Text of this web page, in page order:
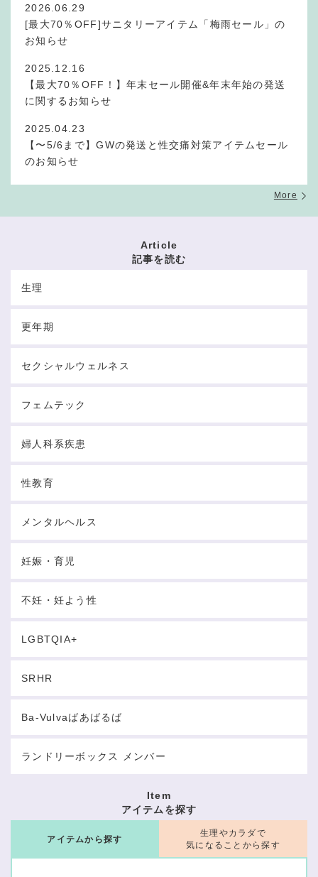
2026.06.29
[最大70％OFF]サニタリーアイテム「梅雨セール」の
お知らせ
2025.12.16
【最大70％OFF！】年末セール開催&年末年始の発送
に関するお知らせ
2025.04.23
【〜5/6まで】GWの発送と性交痛対策アイテムセール
のお知らせ
More
Article
記事を読む
生理
更年期
セクシャルウェルネス
フェムテック
婦人科系疾患
性教育
メンタルヘルス
妊娠・育児
不妊・妊よう性
LGBTQIA+
SRHR
Ba-Vulvaばあばるば
ランドリーボックス メンバー
Item
アイテムを探す
アイテムから探す
生理やカラダで
気になることから探す